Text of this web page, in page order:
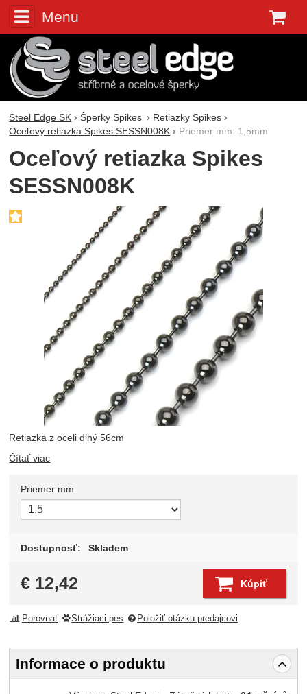
Menu
Steel Edge SK Šperky Spikes
Retiazky Spikes
Oceľový retiazka Spikes SESSN008K
Priemer mm: 1,5mm
Oceľový retiazka Spikes
SESSN008K
Fotografie
Retiazka z oceli dlhý 56cm
Čítať viac
Zvoľte variant
Priemer mm
Dostupnosť: Skladem
€ 12,42 Kúpiť
Porovnať Strážiaci pes Položiť otázku predajcovi
Informace o produktu